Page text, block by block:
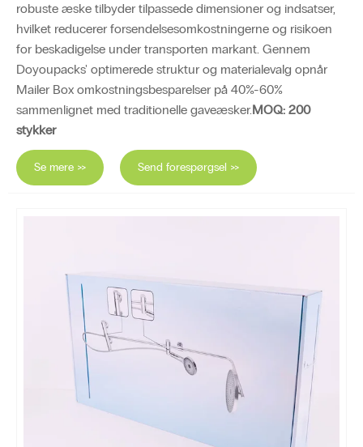
robuste æske tilbyder tilpassede dimensioner og indsatser,
hvilket reducerer forsendelsesomkostningerne og risikoen
for beskadigelse under transporten markant. Gennem
Doyoupacks' optimerede struktur og materialevalg opnår
Mailer Box omkostningsbesparelser på 40%-60%
sammenlignet med traditionelle gaveæsker.MOQ: 200
stykker
Se mere >> Send forespørgsel >>